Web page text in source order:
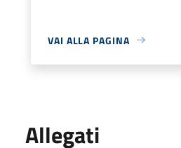
VAI ALLA PAGINA
Allegati